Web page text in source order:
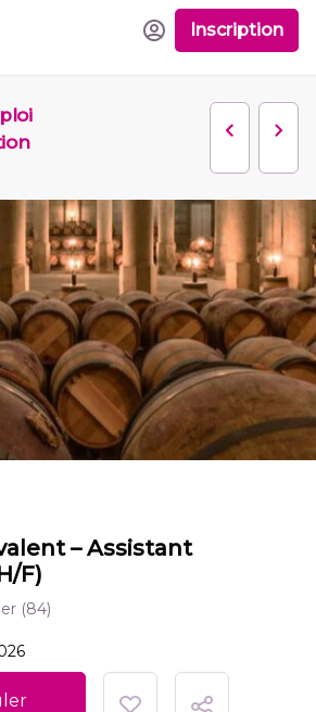
Inscription
– Assistant
F)
(84)